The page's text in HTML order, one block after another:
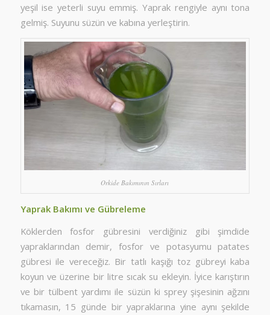
yeşil ise yeterli suyu emmiş. Yaprak rengiyle aynı tona
gelmiş. Suyunu süzün ve kabına yerleştirin.
Orkide Bakımının Sırları
Yaprak Bakımı ve Gübreleme
Köklerden fosfor gübresini verdiğiniz gibi şimdide
yapraklarından demir, fosfor ve potasyumu patates
gübresi ile vereceğiz. Bir tatlı kaşığı toz gübreyi kaba
koyun ve üzerine bir litre sıcak su ekleyin. İyice karıştırın
ve bir tülbent yardımı ile süzün ki sprey şişesinin ağzını
tıkamasın, 15 günde bir yapraklarına yine aynı şekilde